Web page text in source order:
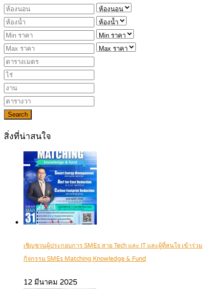
Search
สิ่งที่น่าสนใจ
เชิญชวนผู้ประกอบการ SMEs สาย Tech และ IT และผู้ที่สนใจ เข้าร่วม
กิจกรรม SMEs Matching Knowledge & Fund
12 มีนาคม 2025